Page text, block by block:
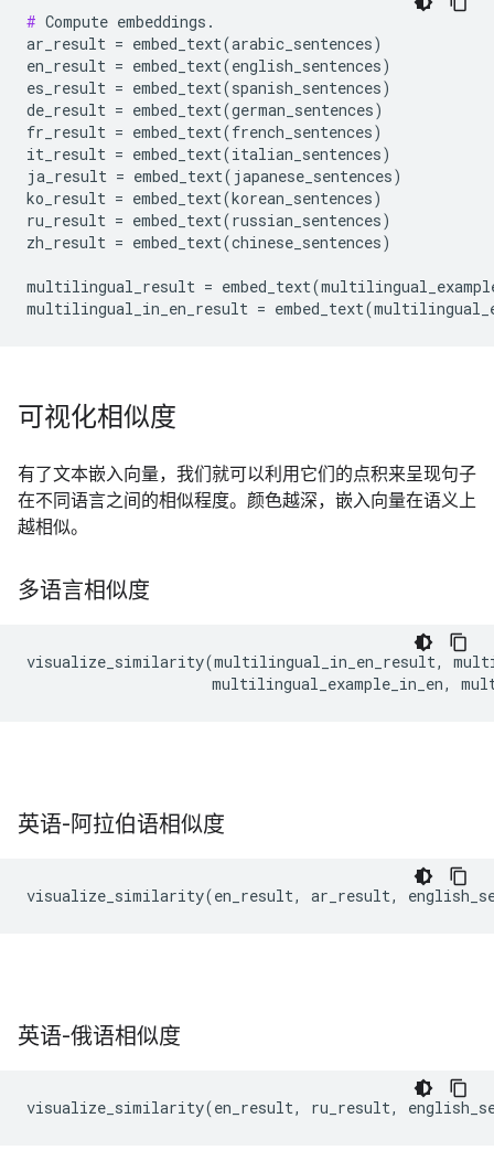
# Compute embeddings.
ar_result = embed_text(arabic_sentences)
en_result = embed_text(english_sentences)
es_result = embed_text(spanish_sentences)
de_result = embed_text(german_sentences)
fr_result = embed_text(french_sentences)
it_result = embed_text(italian_sentences)
ja_result = embed_text(japanese_sentences)
ko_result = embed_text(korean_sentences)
ru_result = embed_text(russian_sentences)
zh_result = embed_text(chinese_sentences)
multilingual_result =
可视化相似度
有了文本嵌入向量，我们就可以利用它们的点积来呈现句子
在不同语言之间的相似程度。颜色越深，嵌入向量在语义上
越相似。
多语言相似度
visualize_similarity(multilingual_in_en_result,
英语-阿拉伯语相似度
英语-俄语相似度